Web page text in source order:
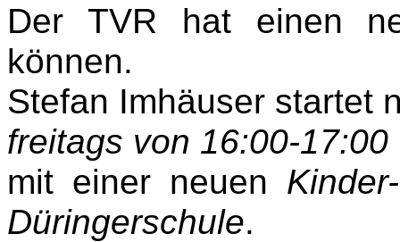
Der TVR hat einen
können.
Stefan Imhäuser startet
freitags von 16:00-17:00
mit einer neuen
Düringerschule.